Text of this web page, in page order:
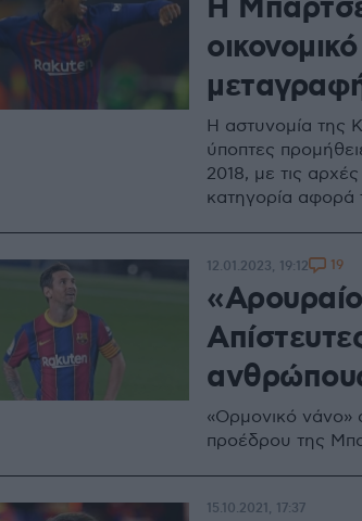
Η
Η αστυνομία της
ύποπτες
2018, με τις
κατηγορία αφορά
«Ορμονικό νάνο»
προέδρου της
12.01.2023, 19:12 19
15.10.2021, 17:37